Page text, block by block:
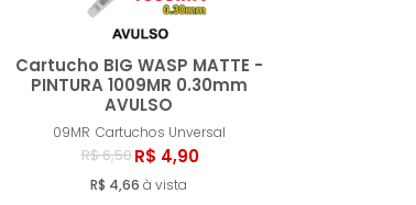
Cartucho BIG WASP MATTE -
PINTURA 1009MR 0.30mm
AVULSO
09MR Cartuchos Unversal
R$ 6,50R$ 4,90
R$ 4,66 à vista
Comprar